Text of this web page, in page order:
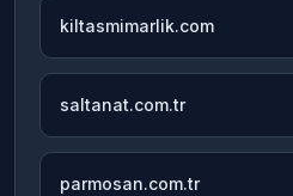
kiltasmimarlik.com
saltanat.com.tr
parmosan.com.tr